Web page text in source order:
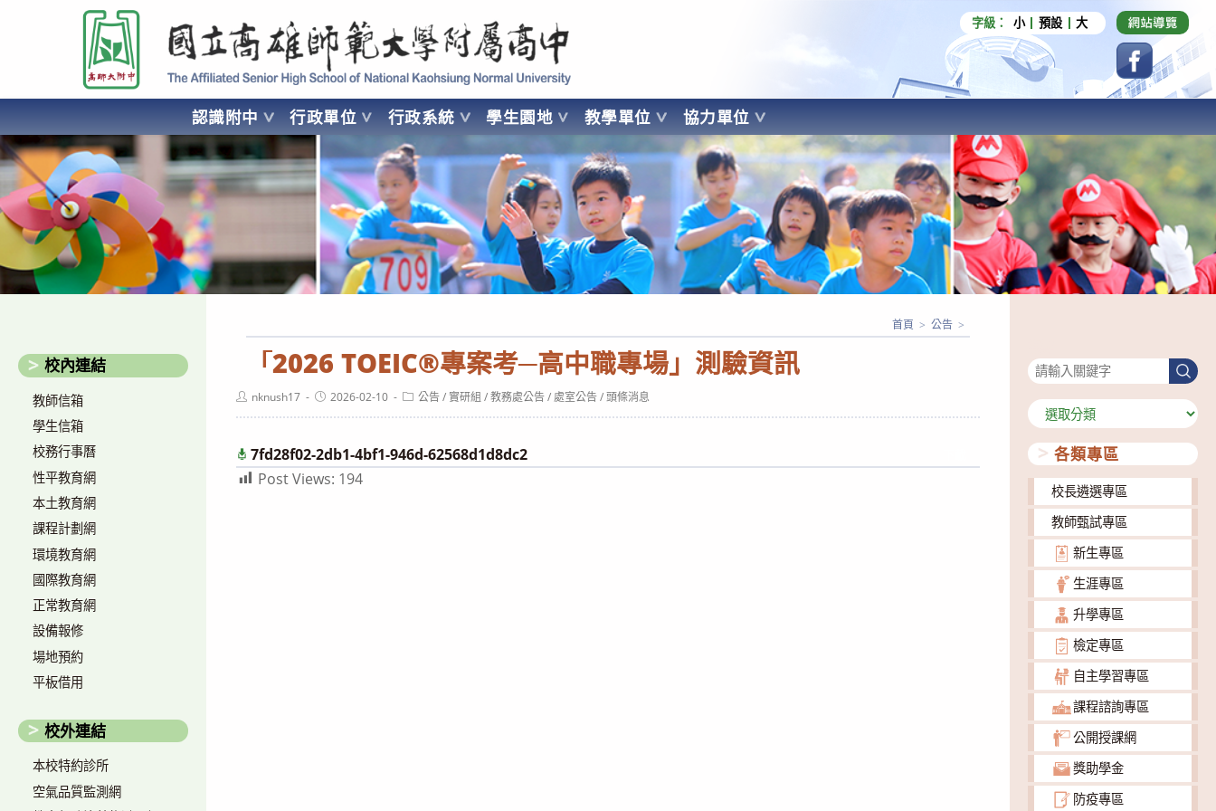
要
容
國立高雄師範大學附屬高級中學 Affiliated Senior High School of National Kaohsiung Normal University
字級： 小 預設 大
認識附中 行政單位 行政系統 學生園地 教學單位 協力單位
AFFILIATED SENIOR HIGH SCHOOL OF NATIONAL KAOHSIUNG NORMAL UNIVERSITY
「2026 TOEIC®專案考─高中職專場」測驗資訊
首頁 > 公告 >
Postnknush17
Post2026-02-10
Post公告 / 實研組 / 教務處公告 / 處室公告 / 頭條消息
7fd28f02-2db1-4bf1-946d-62568d1d8dc2
Post Views: 194
校內連結
教師信箱
學生信箱
校務行事曆
性平教育網
本土教育網
課程計劃網
環境教育網
國際教育網
正常教育網
設備報修
場地預約
平板借用
校外連結
本校特約診所
空氣品質監測網
搜
尋
分
類
各類專區
校長遴選專區
教師甄試專區
新生專區
生涯專區
升學專區
檢定專區
自主學習專區
課程諮詢專區
公開授課網
獎助學金
防疫專區